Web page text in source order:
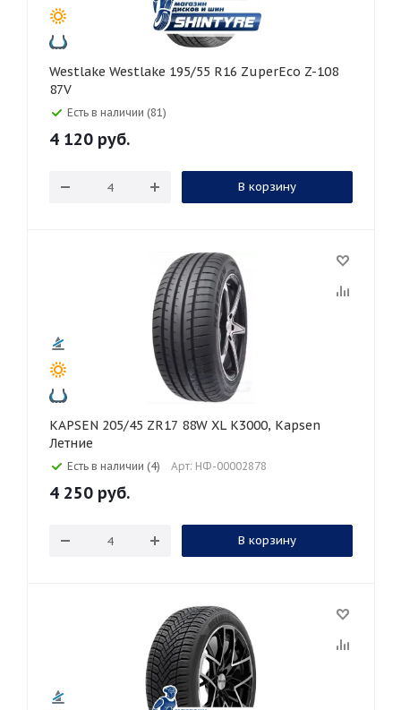
Westlake Westlake 195/55 R16 ZuperEco Z-108
87V
Есть в наличии (81)
4 120 руб.
В корзину
KAPSEN 205/45 ZR17 88W XL K3000, Kapsen
Летние
Есть в наличии (4) Арт: НФ-00002878
4 250 руб.
В корзину